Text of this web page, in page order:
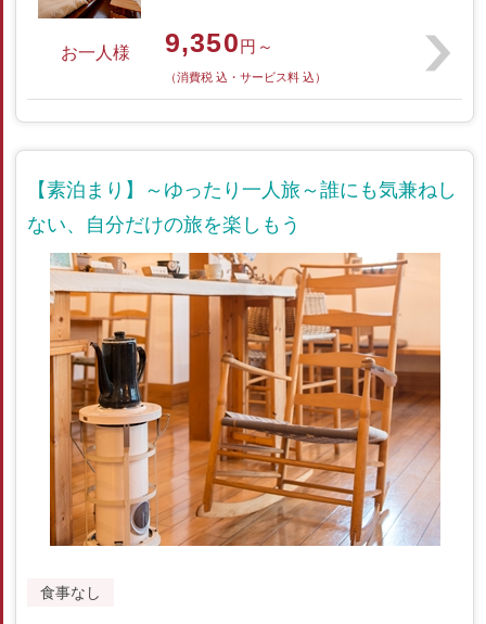
お一人様 9,350円～
（消費税 込・サービス料 込）
【素泊まり】～ゆったり一人旅～誰にも気兼ねし
ない、自分だけの旅を楽しもう
食事なし